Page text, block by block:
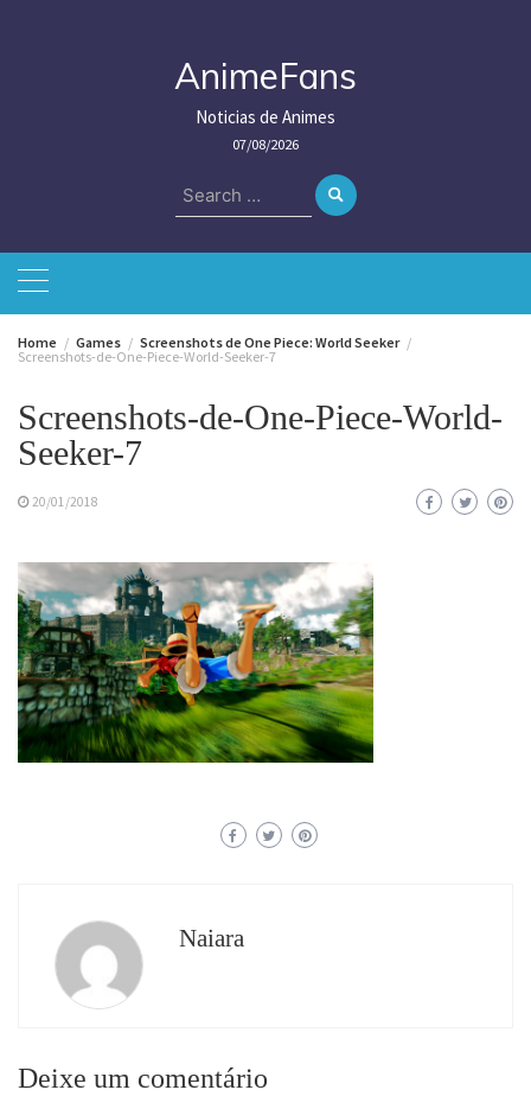
AnimeFans
Noticias de Animes
07/08/2026
Search
for:
Home Games
Screenshots de One Piece: World Seeker
Screenshots-de-One-Piece-World-Seeker-7
Screenshots-de-One-Piece-World-
Seeker-7
20/01/2018
Naiara
Deixe um comentário